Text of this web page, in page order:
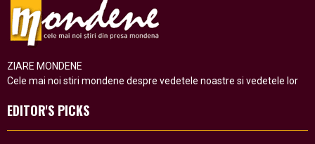
ZIARE MONDENE
Cele mai noi stiri mondene despre vedetele noastre si vedetele lor
EDITOR'S PICKS